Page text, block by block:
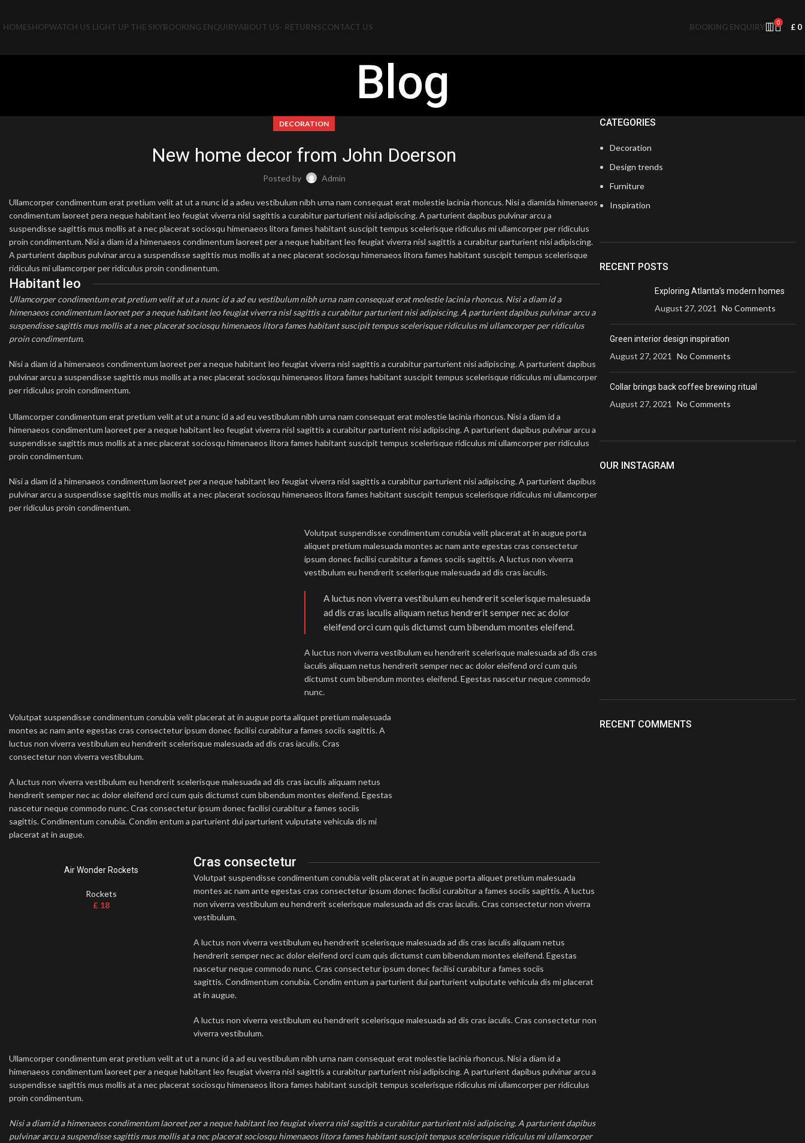
HOMESHOPWATCH US LIGHT UP THE SKYBOOKING ENQUIRYABOUT US- RETURNSCONTACT US BOOKING ENQUIRY 0 £ 0
Blog
DECORATION
New home decor from John Doerson
Posted by Admin
Ullamcorper condimentum erat pretium velit at ut a nunc id a adeu vestibulum nibh urna nam consequat erat molestie lacinia rhoncus. Nisi a diamida himenaeos
condimentum laoreet pera neque habitant leo feugiat viverra nisl sagittis a curabitur parturient nisi adipiscing. A parturient dapibus pulvinar arcu a
suspendisse sagittis mus mollis at a nec placerat sociosqu himenaeos litora fames habitant suscipit tempus scelerisque ridiculus mi ullamcorper per ridiculus
proin condimentum. Nisi a diam id a himenaeos condimentum laoreet per a neque habitant leo feugiat viverra nisl sagittis a curabitur parturient nisi adipiscing.
A parturient dapibus pulvinar arcu a suspendisse sagittis mus mollis at a nec placerat sociosqu himenaeos litora fames habitant suscipit tempus scelerisque
ridiculus mi ullamcorper per ridiculus proin condimentum.
Habitant leo
Ullamcorper condimentum erat pretium velit at ut a nunc id a ad eu vestibulum nibh urna nam consequat erat molestie lacinia rhoncus. Nisi a diam id a
himenaeos condimentum laoreet per a neque habitant leo feugiat viverra nisl sagittis a curabitur parturient nisi adipiscing. A parturient dapibus pulvinar arcu a
suspendisse sagittis mus mollis at a nec placerat sociosqu himenaeos litora fames habitant suscipit tempus scelerisque ridiculus mi ullamcorper per ridiculus
proin condimentum.
Nisi a diam id a himenaeos condimentum laoreet per a neque habitant leo feugiat viverra nisl sagittis a curabitur parturient nisi adipiscing. A parturient dapibus
pulvinar arcu a suspendisse sagittis mus mollis at a nec placerat sociosqu himenaeos litora fames habitant suscipit tempus scelerisque ridiculus mi ullamcorper
per ridiculus proin condimentum.
Ullamcorper condimentum erat pretium velit at ut a nunc id a ad eu vestibulum nibh urna nam consequat erat molestie lacinia rhoncus. Nisi a diam id a
himenaeos condimentum laoreet per a neque habitant leo feugiat viverra nisl sagittis a curabitur parturient nisi adipiscing. A parturient dapibus pulvinar arcu a
suspendisse sagittis mus mollis at a nec placerat sociosqu himenaeos litora fames habitant suscipit tempus scelerisque ridiculus mi ullamcorper per ridiculus
proin condimentum.
Nisi a diam id a himenaeos condimentum laoreet per a neque habitant leo feugiat viverra nisl sagittis a curabitur parturient nisi adipiscing. A parturient dapibus
pulvinar arcu a suspendisse sagittis mus mollis at a nec placerat sociosqu himenaeos litora fames habitant suscipit tempus scelerisque ridiculus mi ullamcorper
per ridiculus proin condimentum.
Volutpat suspendisse condimentum conubia velit placerat at in augue porta
aliquet pretium malesuada montes ac nam ante egestas cras consectetur
ipsum donec facilisi curabitur a fames sociis sagittis. A luctus non viverra
vestibulum eu hendrerit scelerisque malesuada ad dis cras iaculis.
A luctus non viverra vestibulum eu hendrerit scelerisque malesuada
ad dis cras iaculis aliquam netus hendrerit semper nec ac dolor
eleifend orci cum quis dictumst cum bibendum montes eleifend.
A luctus non viverra vestibulum eu hendrerit scelerisque malesuada ad dis cras
iaculis aliquam netus hendrerit semper nec ac dolor eleifend orci cum quis
dictumst cum bibendum montes eleifend. Egestas nascetur neque commodo
nunc.
Volutpat suspendisse condimentum conubia velit placerat at in augue porta aliquet pretium malesuada
montes ac nam ante egestas cras consectetur ipsum donec facilisi curabitur a fames sociis sagittis. A
luctus non viverra vestibulum eu hendrerit scelerisque malesuada ad dis cras iaculis. Cras
consectetur non viverra vestibulum.
A luctus non viverra vestibulum eu hendrerit scelerisque malesuada ad dis cras iaculis aliquam netus
hendrerit semper nec ac dolor eleifend orci cum quis dictumst cum bibendum montes eleifend. Egestas
nascetur neque commodo nunc. Cras consectetur ipsum donec facilisi curabitur a fames sociis
sagittis. Condimentum conubia. Condim entum a parturient dui parturient vulputate vehicula dis mi
placerat at in augue.
Air Wonder Rockets
Rockets
£ 18
Cras consectetur
Volutpat suspendisse condimentum conubia velit placerat at in augue porta aliquet pretium malesuada
montes ac nam ante egestas cras consectetur ipsum donec facilisi curabitur a fames sociis sagittis. A luctus
non viverra vestibulum eu hendrerit scelerisque malesuada ad dis cras iaculis. Cras consectetur non viverra
vestibulum.
A luctus non viverra vestibulum eu hendrerit scelerisque malesuada ad dis cras iaculis aliquam netus
hendrerit semper nec ac dolor eleifend orci cum quis dictumst cum bibendum montes eleifend. Egestas
nascetur neque commodo nunc. Cras consectetur ipsum donec facilisi curabitur a fames sociis
sagittis. Condimentum conubia. Condim entum a parturient dui parturient vulputate vehicula dis mi placerat
at in augue.
A luctus non viverra vestibulum eu hendrerit scelerisque malesuada ad dis cras iaculis. Cras consectetur non
viverra vestibulum.
Ullamcorper condimentum erat pretium velit at ut a nunc id a ad eu vestibulum nibh urna nam consequat erat molestie lacinia rhoncus. Nisi a diam id a
himenaeos condimentum laoreet per a neque habitant leo feugiat viverra nisl sagittis a curabitur parturient nisi adipiscing. A parturient dapibus pulvinar arcu a
suspendisse sagittis mus mollis at a nec placerat sociosqu himenaeos litora fames habitant suscipit tempus scelerisque ridiculus mi ullamcorper per ridiculus
proin condimentum.
Nisi a diam id a himenaeos condimentum laoreet per a neque habitant leo feugiat viverra nisl sagittis a curabitur parturient nisi adipiscing. A parturient dapibus
pulvinar arcu a suspendisse sagittis mus mollis at a nec placerat sociosqu himenaeos litora fames habitant suscipit tempus scelerisque ridiculus mi ullamcorper
CATEGORIES
Decoration
Design trends
Furniture
Inspiration
RECENT POSTS
Exploring Atlanta’s modern homes
August 27, 2021 No Comments
Green interior design inspiration
August 27, 2021 No Comments
Collar brings back coffee brewing ritual
August 27, 2021 No Comments
OUR INSTAGRAM
RECENT COMMENTS